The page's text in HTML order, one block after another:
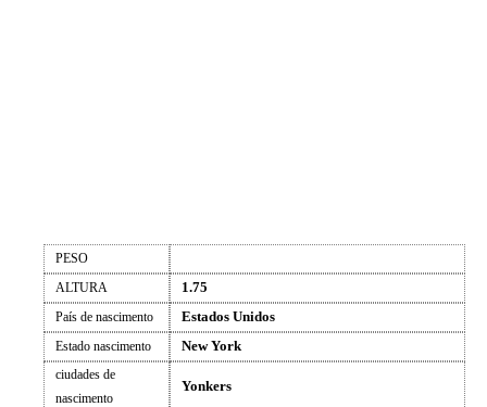
PESO
ALTURA
1.75
País de nascimento Estados Unidos
Estado nascimento New York
ciudades de
nascimento
Yonkers